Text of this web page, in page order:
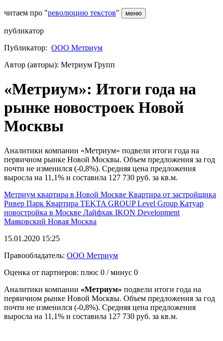
читаем про "революцию текстов" меню
публикатор
Публикатор: ООО Метриум
Автор (авторы): Метриум Групп
«Метриум»: Итоги года на
рынке новостроек Новой
Москвы
Аналитики компании «Метриум» подвели итоги года на
первичном рынке Новой Москвы. Объем предложения за год
почти не изменился (-0,8%). Средняя цена предложения
выросла на 11,1% и составила 127 730 руб. за кв.м.
Метриум квартира в Новой Москве Квартира от застройщика
Ривер Парк Квартира TEKTA GROUPLevel Group Катуар
новостройка в Москве Лайфхак IKON Development
Маяковский Новая Москва
15.01.2020 15:25
Правообладатель: ООО Метриум
Оценка от партнеров: плюс 0 / минус 0
Аналитики компании «Метриум» подвели итоги года на
первичном рынке Новой Москвы. Объем предложения за год
почти не изменился (-0,8%). Средняя цена предложения
выросла на 11,1% и составила 127 730 руб. за кв.м.